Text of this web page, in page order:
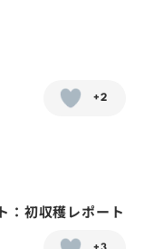
+2
：初収穫レポート